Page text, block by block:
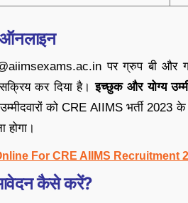
पर ग्रुप बी और
कर दिया है।इच्छुक और योग्य
उम्मीदवारों को CRE AIIMS भर्ती
For CRE AIIMS Recruitment
कैसे करें?